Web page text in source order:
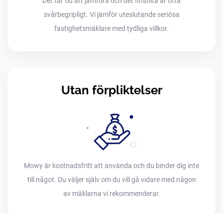
svårbegripligt. Vi jämför uteslutande seriösa
fastighetsmäklare med tydliga villkor.
Utan förpliktelser
Mowy är kostnadsfritt att använda och du binder dig inte
till något. Du väljer själv om du vill gå vidare med någon
av mäklarna vi rekommenderar.